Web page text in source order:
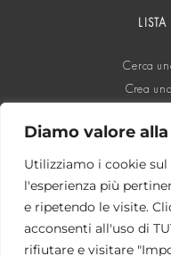
Diamo valore
Utilizziamo i cookie
l'esperienza più
e ripetendo le visite.
acconsenti all'uso di
rifiutare e visitare
Cerca
Crea